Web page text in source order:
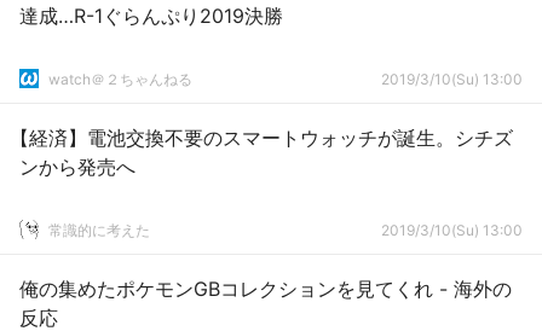
達成…R-1ぐらんぷり2019決勝
watch＠２ちゃんねる 2019/3/10(Su) 13:00
【経済】電池交換不要のスマートウォッチが誕生。シチズ
ンから発売へ
常識的に考えた 2019/3/10(Su) 13:00
俺の集めたポケモンGBコレクションを見てくれ - 海外の
反応